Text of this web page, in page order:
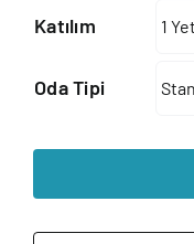
Katılım
Oda Tipi